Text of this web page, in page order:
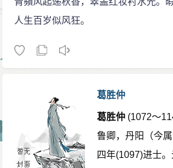
人生百岁似风狂。
葛胜仲
葛胜仲 (1072～
鲁卿，丹阳（今
四年(1097)进士。